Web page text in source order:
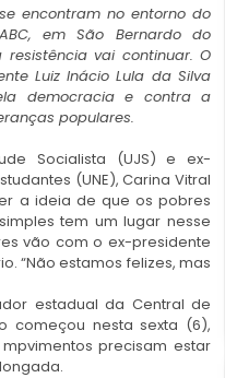
encontram no entorno do
em São Bernardo do
vai continuar. O
Luiz InácioLula da Silva
democracia e contra a
populares.
Socialista (UJS) e ex-
(UNE), Carina Vitral
a ideia de que os pobres
tem um lugar nesse
vão com o ex-presidente
“Não estamos felizes, mas
estadual da Central de
começou nesta sexta (6),
precisam estar